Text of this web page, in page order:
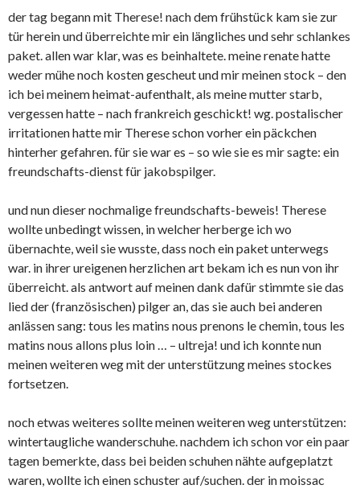
der tag begann mit Therese! nach dem frühstück kam sie zur
tür herein und überreichte mir ein längliches und sehr schlankes
paket. allen war klar, was es beinhaltete. meine renate hatte
weder mühe noch kosten gescheut und mir meinen stock – den
ich bei meinem heimat-aufenthalt, als meine mutter starb,
vergessen hatte – nach frankreich geschickt! wg. postalischer
irritationen hatte mir Therese schon vorher ein päckchen
hinterher gefahren. für sie war es – so wie sie es mir sagte: ein
freundschafts-dienst für jakobspilger.
und nun dieser nochmalige freundschafts-beweis! Therese
wollte unbedingt wissen, in welcher herberge ich wo
übernachte, weil sie wusste, dass noch ein paket unterwegs
war. in ihrer ureigenen herzlichen art bekam ich es nun von ihr
überreicht. als antwort auf meinen dank dafür stimmte sie das
lied der (französischen) pilger an, das sie auch bei anderen
anlässen sang: tous les matins nous prenons le chemin, tous les
matins nous allons plus loin … – ultreja! und ich konnte nun
meinen weiteren weg mit der unterstützung meines stockes
fortsetzen.
noch etwas weiteres sollte meinen weiteren weg unterstützen:
wintertaugliche wanderschuhe. nachdem ich schon vor ein paar
tagen bemerkte, dass bei beiden schuhen nähte aufgeplatzt
waren, wollte ich einen schuster auf/suchen. der in moissac